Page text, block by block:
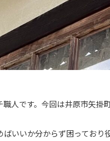
人です。今回は井原市矢掛
いいか分からず困ってお